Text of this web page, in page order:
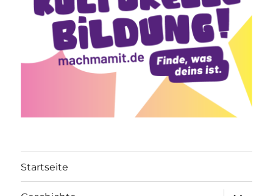
Startseite